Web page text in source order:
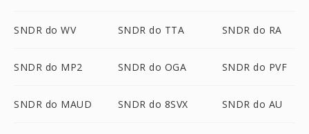
SNDR do WV SNDR do TTA SNDR do RA
SNDR do MP2 SNDR do OGA SNDR do PVF
SNDR do MAUD SNDR do 8SVX SNDR do AU